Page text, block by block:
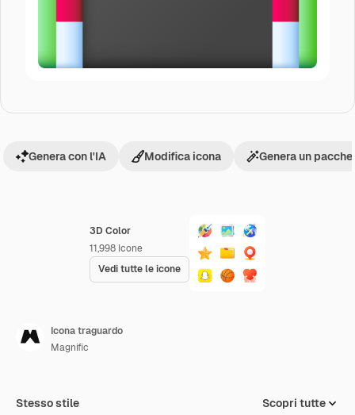
3D Color
11,998 Icone
Vedi tutte le icone
Genera con l'IA Modifica icona Genera un
Icona traguardo
Magnific
Stesso stile Scopri tutte